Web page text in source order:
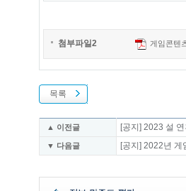
첨부파일2 게임콘텐
목록
▲ 이전글 [공지] 2023 설
▼ 다음글 [공지] 2022년